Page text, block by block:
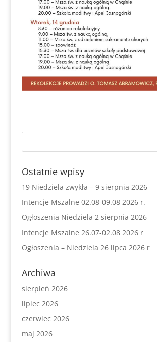
Ostatnie wpisy
19 Niedziela zwykła – 9 sierpnia 2026
Intencje Mszalne 02.08-09.08 2026 r.
Ogłoszenia Niedziela 2 sierpnia 2026
Intencje Mszalne 26.07-02.08 2026 r
Ogłoszenia – Niedziela 26 lipca 2026 r
Archiwa
sierpień 2026
lipiec 2026
czerwiec 2026
maj 2026